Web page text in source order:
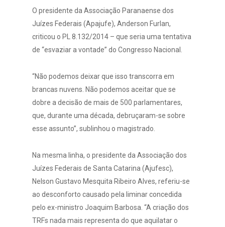
O presidente da Associação Paranaense dos
Juízes Federais (Apajufe), Anderson Furlan,
criticou o PL 8.132/2014 – que seria uma tentativa
de “esvaziar a vontade” do Congresso Nacional.
“Não podemos deixar que isso transcorra em
brancas nuvens. Não podemos aceitar que se
dobre a decisão de mais de 500 parlamentares,
que, durante uma década, debruçaram-se sobre
esse assunto”, sublinhou o magistrado.
Na mesma linha, o presidente da Associação dos
Juízes Federais de Santa Catarina (Ajufesc),
Nelson Gustavo Mesquita Ribeiro Alves, referiu-se
ao desconforto causado pela liminar concedida
pelo ex-ministro Joaquim Barbosa. “A criação dos
TRFs nada mais representa do que aquilatar o